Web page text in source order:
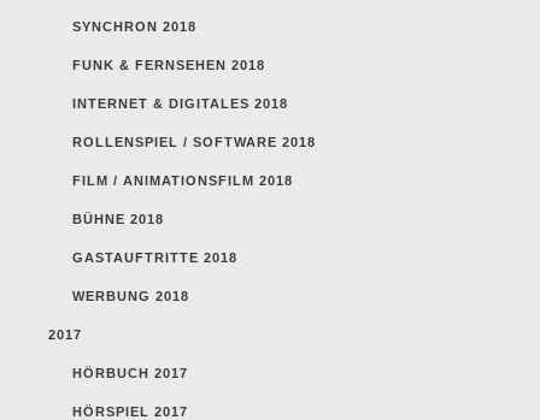
SYNCHRON 2018
FUNK & FERNSEHEN 2018
INTERNET & DIGITALES 2018
ROLLENSPIEL / SOFTWARE 2018
FILM / ANIMATIONSFILM 2018
BÜHNE 2018
GASTAUFTRITTE 2018
WERBUNG 2018
2017
HÖRBUCH 2017
HÖRSPIEL 2017